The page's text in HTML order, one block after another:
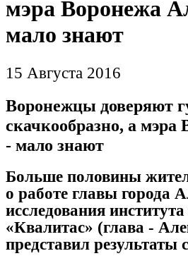
мэра Воронежа
мало знают
15 Августа 2016
Воронежцы доверяют
скачкообразно, а мэра
- мало знают
Больше половины
о работе главы города
исследования
«Квалитас» (глава -
представил результаты